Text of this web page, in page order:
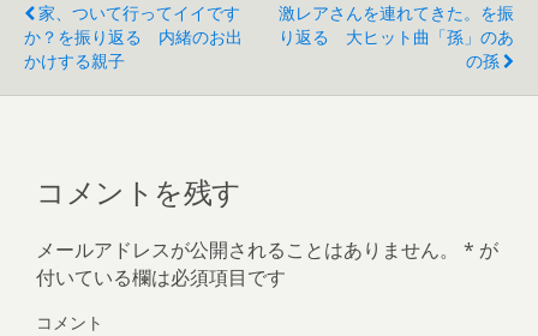
開
き
ま
す
家、ついて行ってイイです
か？を振り返る 内緒のお出
かけする親子
激レアさんを連れてきた。を振
り返る 大ヒット曲「孫」のあ
の孫
コメントを残す
メールアドレスが公開されることはありません。 * が
付いている欄は必須項目です
コメント